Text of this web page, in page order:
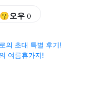
😗오우0
의 초대 특별 후기!
여름휴가지!